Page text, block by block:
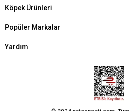
Köpek Ürünleri
Popüler Markalar
Yardım